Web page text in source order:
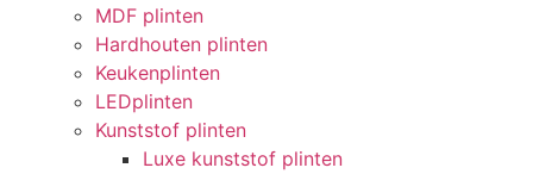
MDF plinten
Hardhouten plinten
Keukenplinten
LEDplinten
Kunststof plinten
Luxe kunststof plinten